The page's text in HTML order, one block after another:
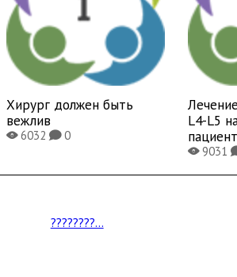
Хирург должен быть
вежлив
X6032K0
L4-L5
X9031
????????...